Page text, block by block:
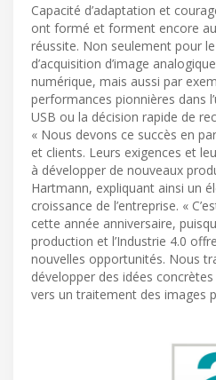
Capacité d’adaptation et
ont formé et forment encore
réussite. Non seulement pour
d’acquisition d’image
numérique, mais aussi par
performances pionnières dans
USB ou la décision rapide de
« Nous devons ce succès en
et clients. Leurs exigences et
à développer de nouveaux
Hartmann, expliquant ainsi un
croissance de l’entreprise. «
cette année anniversaire,
production et l’Industrie 4.0
nouvelles opportunités. Nous
développer des idées
vers un traitement des images